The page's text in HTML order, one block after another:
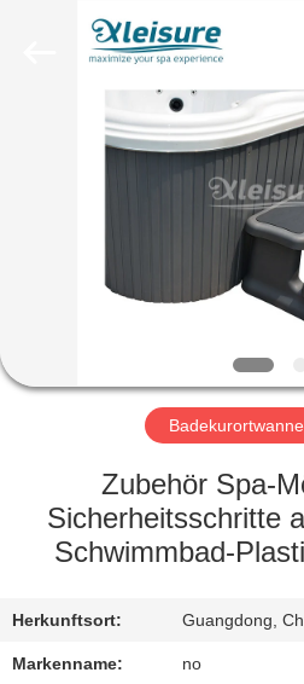
STARTSEITE
FABRIK
REFERENZEN
Zubehör Spa-
Sicherheitsschritte
Schwimmbad-
Herkunftsort: Guangdong,
Markenname: no